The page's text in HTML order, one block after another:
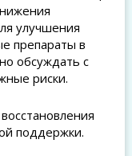
улучшения
препараты в
обсуждать с
риски.
поддержки.